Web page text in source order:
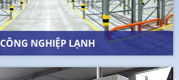
CÔNG NGHIỆP LẠNH